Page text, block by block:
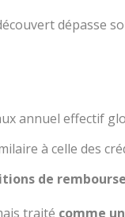
dépasse
annuel effectif
à celle des
de
traité comme